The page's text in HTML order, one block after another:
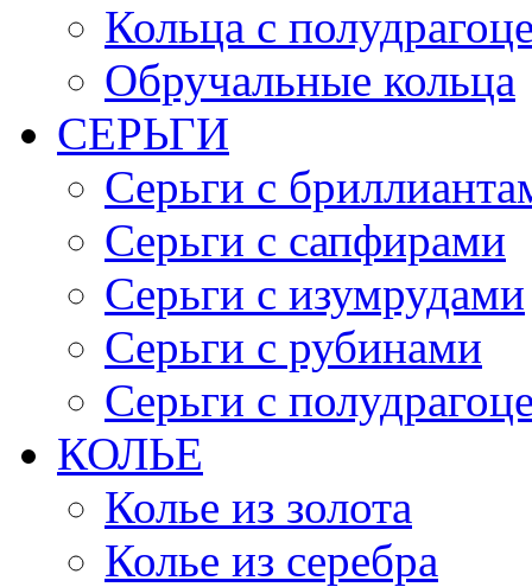
Кольца с
Обручальные кольца
СЕРЬГИ
Серьги с
Серьги с сапфирами
Серьги с изумрудами
Серьги с рубинами
Серьги с
КОЛЬЕ
Колье из золота
Колье из серебра